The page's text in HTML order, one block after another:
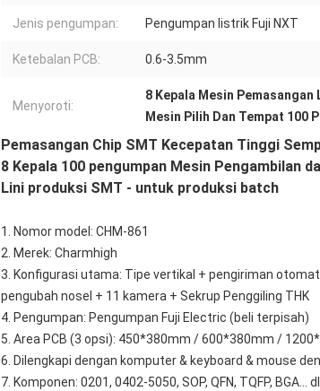
Jenis pengumpan: Pengumpan listrik Fuji NXT
Ketebalan PCB: 0.6-3.5mm
Menyoroti:
8 Kepala Mesin
Mesin Pilih Dan Tempat 100
Pemasangan Chip SMT Kecepatan Tinggi
8 Kepala 100 pengumpan Mesin Pengambilan
Lini produksi SMT - untuk produksi batch
1. Nomor model: CHM-861
2. Merek: Charmhigh
3. Konfigurasi utama: Tipe vertikal + pengiriman
pengubah nosel + 11 kamera + Sekrup Penggiling THK
4. Pengumpan: Pengumpan Fuji Electric (beli terpisah)
5. Area PCB (3 opsi): 450*380mm / 600*380mm /
6. Dilengkapi dengan komputer & keyboard & mouse
7. Komponen: 0201, 0402-5050, SOP, QFN, TQFP, BGA...